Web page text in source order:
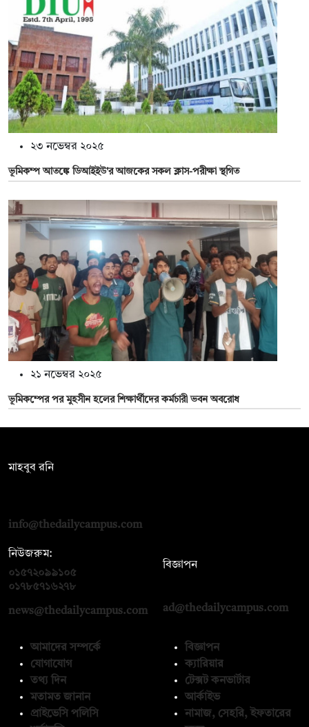
২৩ নভেম্বর ২০২৫
ভূমিকম্প আতঙ্কে ডিআইইউ'র আজকের সকল ক্লাস-পরীক্ষা স্থগিত
২১ নভেম্বর ২০২৫
ভূমিকম্পের পর মুহসীন হলের শিক্ষার্থীদের কর্মচারী ভবন অবরোধ
মাহবুব রনি
info@thedailycampus.com
নিউজরুম:
০১৫৭২০৯৯১০৫
০১৭৮৫৭১৬২৭৮
news@thedailycampus.com
বিজ্ঞাপন
ad@thedailycampus.com
আমাদের সম্পর্কে
যোগাযোগ
তথ্য দিন
মতামত জানান
প্রাইভেসি পলিসি
বিজ্ঞাপন
ক্যারিয়ার
টেক্সট কনভার্টার
আর্কাইভ
নামাজ, সেহরি, ইফতারের